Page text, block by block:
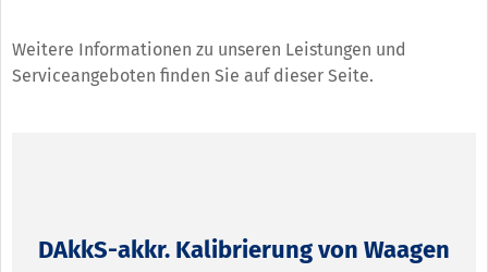
Weitere Informationen zu unseren Leistungen und
Serviceangeboten finden Sie auf dieser Seite.
DAkkS-akkr. Kalibrierung von Waagen